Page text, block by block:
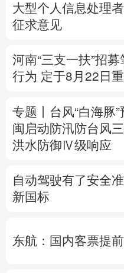
大型个人信息处理
征求意见
河南“三支一扶”招
行为 定于8月22日
专题丨 台风“白海豚
闽启动防汛防台风
洪水防御Ⅳ级响应
自动驾驶有了安全
新国标
东航：国内客票提